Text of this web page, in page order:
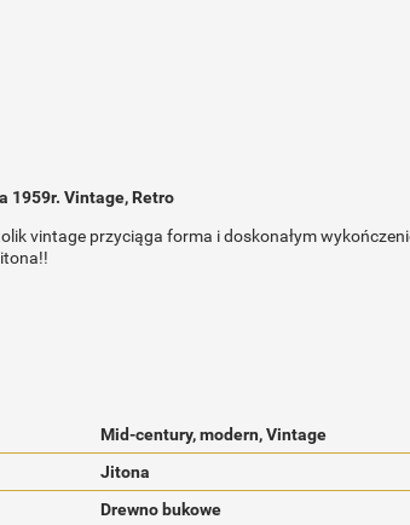
1959r. Vintage, Retro
vintage przyciąga forma i doskonałym
Mid-century, modern, Vintage
Jitona
Drewno bukowe